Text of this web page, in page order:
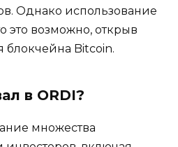
Однако использование
это возможно, открыв
блокчейна Bitcoin.
в ORDI?
множества